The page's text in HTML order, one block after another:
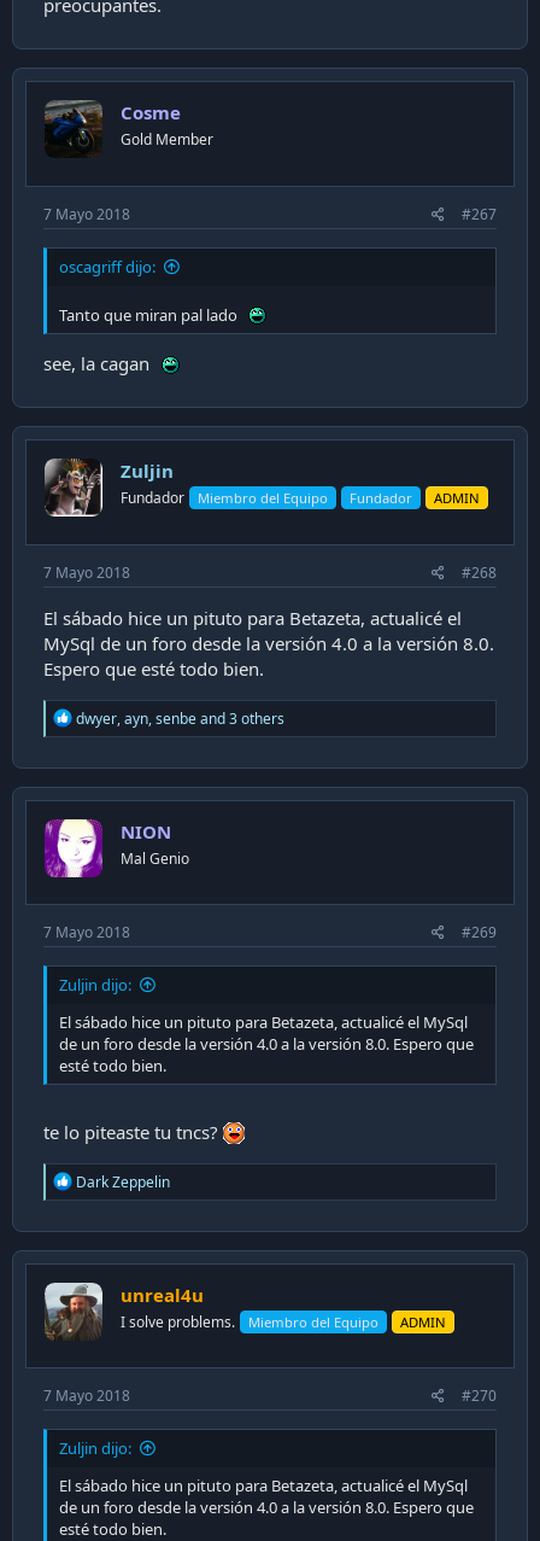
preocupantes.
Cosme
Gold Member
7 Mayo 2018 #267
oscagriff dijo:
Tanto que miran pal lado
see, la cagan
Zuljin
Fundador Miembro del Equipo Fundador ADMIN
7 Mayo 2018 #268
El sábado hice un pituto para Betazeta, actualicé el
MySql de un foro desde la versión 4.0 a la versión 8.0.
Espero que esté todo bien.
R
e
c
t
o
n
s
dwyer,ayn,senbeand 3 others
NION
Mal Genio
7 Mayo 2018 #269
Zuljin dijo:
El sábado hice un pituto para Betazeta, actualicé el MySql
de un foro desde la versión 4.0 a la versión 8.0. Espero que
esté todo bien.
te lo piteaste tu tncs?
R
e
c
t
o
n
s
Dark Zeppelin
unreal4u
I solve problems. Miembro del Equipo ADMIN
7 Mayo 2018 #270
Zuljin dijo:
El sábado hice un pituto para Betazeta, actualicé el MySql
de un foro desde la versión 4.0 a la versión 8.0. Espero que
esté todo bien.